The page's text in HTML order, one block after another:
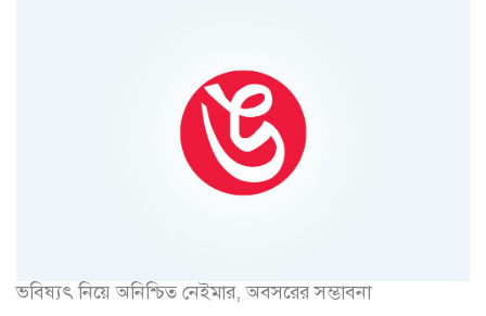
ভবিষ্যৎ নিয়ে অনিশ্চিত নেইমার, অবসরের সম্ভাবনা